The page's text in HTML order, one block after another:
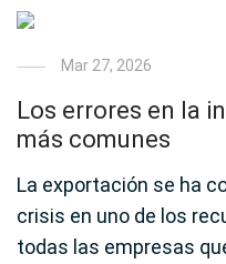
Mar 27, 2026
Los errores en la
más comunes
La exportación se ha
crisis en uno de los
todas las empresas